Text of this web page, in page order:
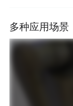
多种应用场景